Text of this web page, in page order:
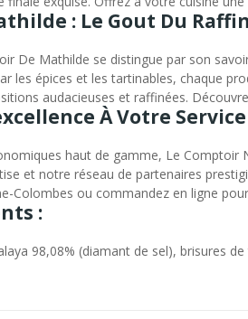
: Le Gout Du
De Mathilde se distingue par son
les épices et les tartinables, chaque
audacieuses et raffinées.
À Votre Service
haut de gamme, Le
et notre réseau de partenaires
Colombes ou commandez en ligne
:
98,08% (diamant de sel), brisures